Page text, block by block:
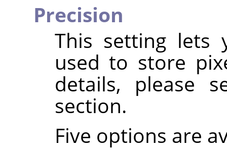
Precision
This setting lets
used to store
details, please
section.
Five options are